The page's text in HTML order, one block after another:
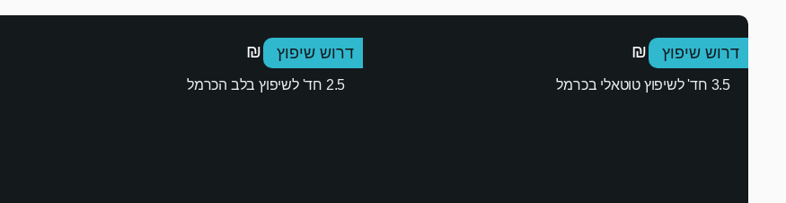
דרוש שיפוץ
1,290,000 ₪
3.5 חד' לשיפוץ טוטאלי בכרמל
דרוש שיפוץ
1,350,000 ₪
2.5 חד' לשיפוץ בלב הכרמל